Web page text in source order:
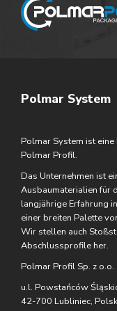
Polmar System
Polmar System ist
Polmar Profil.
Das Unternehmen ist
Ausbaumaterialien für
langjährige Erfahrung
einer breiten Palette
Wir stellen auch
Abschlussprofile her.
Polmar Profil Sp. z o.o.
u.l. Powstańców
42-700 Lubliniec,